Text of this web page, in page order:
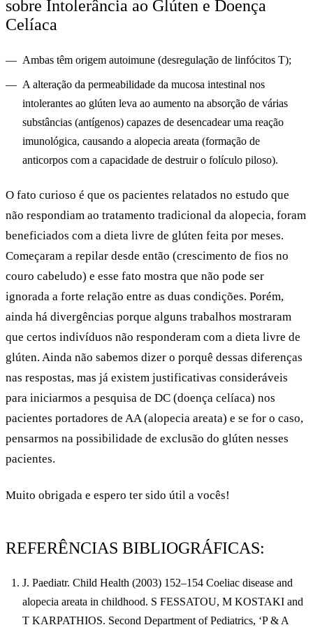
sobre Intolerância ao Glúten e Doença
Celíaca
Ambas têm origem autoimune (desregulação de linfócitos T);
A alteração da permeabilidade da mucosa intestinal nos
intolerantes ao glúten leva ao aumento na absorção de várias
substâncias (antígenos) capazes de desencadear uma reação
imunológica, causando a alopecia areata (formação de
anticorpos com a capacidade de destruir o folículo piloso).
O fato curioso é que os pacientes relatados no estudo que
não respondiam ao tratamento tradicional da alopecia, foram
beneficiados com a dieta livre de glúten feita por meses.
Começaram a repilar desde então (crescimento de fios no
couro cabeludo) e esse fato mostra que não pode ser
ignorada a forte relação entre as duas condições. Porém,
ainda há divergências porque alguns trabalhos mostraram
que certos indivíduos não responderam com a dieta livre de
glúten. Ainda não sabemos dizer o porquê dessas diferenças
nas respostas, mas já existem justificativas consideráveis
para iniciarmos a pesquisa de DC (doença celíaca) nos
pacientes portadores de AA (alopecia areata) e se for o caso,
pensarmos na possibilidade de exclusão do glúten nesses
pacientes.
Muito obrigada e espero ter sido útil a vocês!
REFERÊNCIAS BIBLIOGRÁFICAS:
J. Paediatr. Child Health (2003) 152–154 Coeliac disease and
alopecia areata in childhood. S FESSATOU, M KOSTAKI and
T KARPATHIOS. Second Department of Pediatrics, ‘P & A